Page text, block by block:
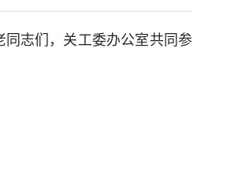
志们，关工委办公室共同参